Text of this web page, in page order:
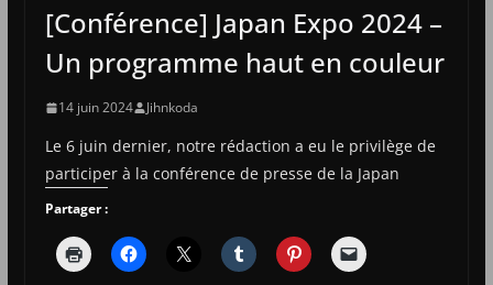
[Conférence] Japan Expo 2024 –
Un programme haut en couleur
14 juin 2024 Jihnkoda
Le 6 juin dernier, notre rédaction a eu le privilège de
participer à la conférence de presse de la Japan
Partager :